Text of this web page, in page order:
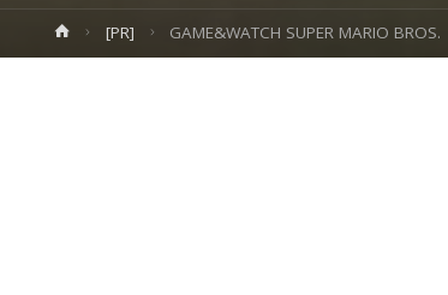
ホ
ー
[PR] GAME&WATCH SUPER MARIO BROS.